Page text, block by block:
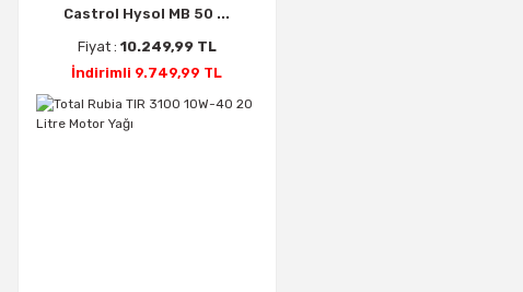
Castrol Hysol MB 50 ...
Fiyat : 10.249,99 TL
İndirimli 9.749,99 TL